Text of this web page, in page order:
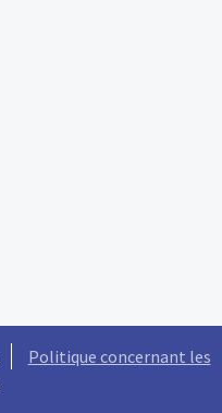
Politique concernant les